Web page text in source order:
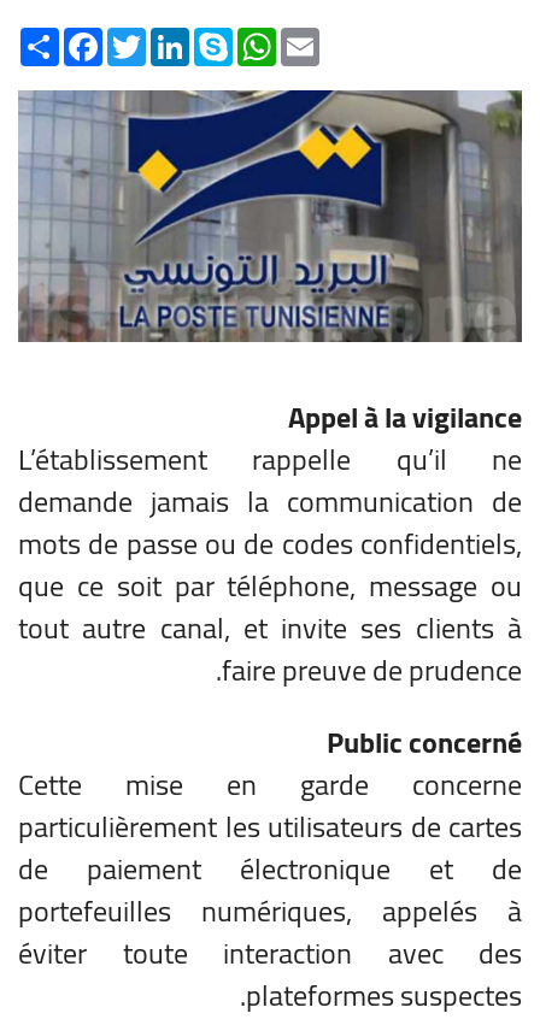
Share
FacebookTwitterLinkedInSkype
WhatsAppEmail
Appel à la vigilance
L’établissement rappelle qu’il ne
demande jamais la communication de
mots de passe ou de codes confidentiels,
que ce soit par téléphone, message ou
tout autre canal, et invite ses clients à
faire preuve de prudence.
Public concerné
Cette mise en garde concerne
particulièrement les utilisateurs de cartes
de paiement électronique et de
portefeuilles numériques, appelés à
éviter toute interaction avec des
plateformes suspectes.